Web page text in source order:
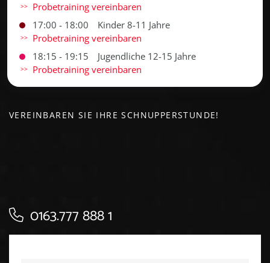
Probetraining vereinbaren
17:00 - 18:00
Kinder 8-11 Jahre
Probetraining vereinbaren
18:15 - 19:15
Jugendliche 12-15 Jahre
Probetraining vereinbaren
VEREINBAREN SIE IHRE SCHNUPPERSTUNDE!
0163.777 888 1